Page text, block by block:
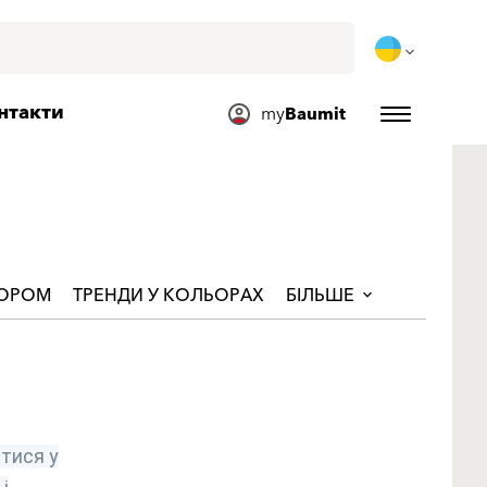
myBaumit
ТРЕНДИ У КОЛЬОРАХ БІЛЬШЕ
у